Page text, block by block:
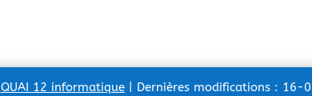
QUAI 12 informatique | Dernières modifications : 16-